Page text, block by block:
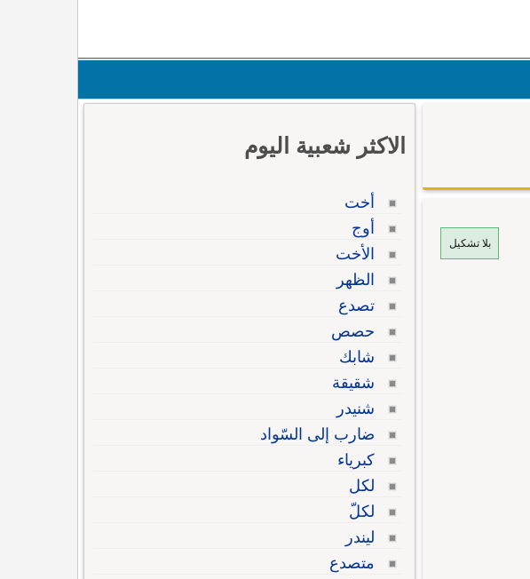
بلا تشكيل
الاكثر شعبية اليوم
أخت
أوج
الأخت
الظهر
تصدع
حصص
شابك
شقيقة
شنيدر
ضارب إلى السّواد
كبرياء
لكل
لكلّ
ليندر
متصدع